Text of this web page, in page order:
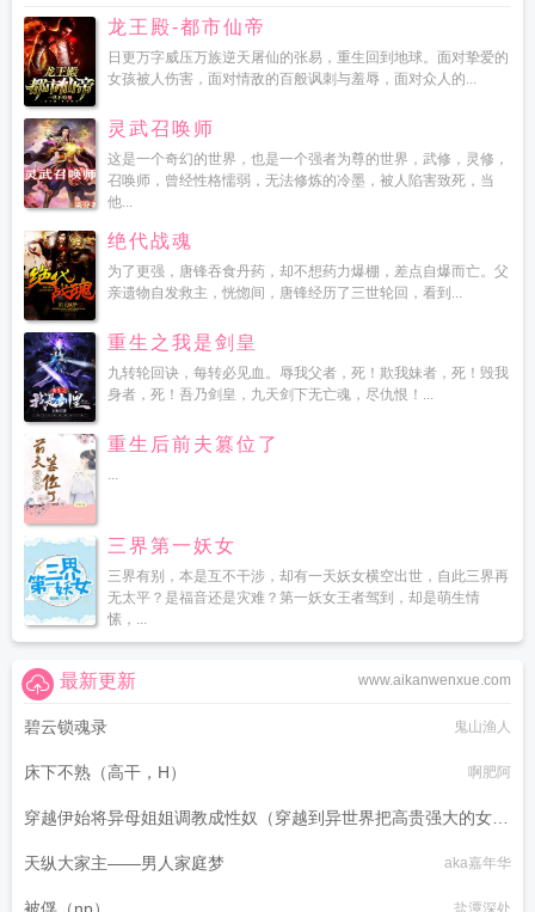
龙王殿-都市仙帝
日更万字威压万族逆天屠仙的张易，重生回到地球。面对挚爱的
女孩被人伤害，面对情敌的百般讽刺与羞辱，面对众人的...
灵武召唤师
这是一个奇幻的世界，也是一个强者为尊的世界，武修，灵修，
召唤师，曾经性格懦弱，无法修炼的冷墨，被人陷害致死，当
他...
绝代战魂
为了更强，唐锋吞食丹药，却不想药力爆棚，差点自爆而亡。父
亲遗物自发救主，恍惚间，唐锋经历了三世轮回，看到...
重生之我是剑皇
九转轮回诀，每转必见血。辱我父者，死！欺我妹者，死！毁我
身者，死！吾乃剑皇，九天剑下无亡魂，尽仇恨！...
重生后前夫篡位了
...
三界第一妖女
三界有别，本是互不干涉，却有一天妖女横空出世，自此三界再
无太平？是福音还是灾难？第一妖女王者驾到，却是萌生情
愫，...
www.aikanwenxue.com
最新更新
碧云锁魂录 鬼山渔人
床下不熟（高干，H） 啊肥阿
穿越伊始将异母姐姐调教成性奴（穿越到异世界把高贵强大的女性
征服至胯下） dark
天纵大家主——男人家庭梦 aka嘉年华
盐潭深处